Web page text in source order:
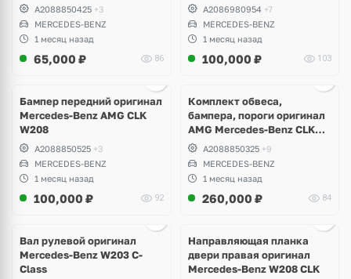
A2088850425 +3
MERCEDES-BENZ
1 месяц назад
65,000 ₽ 86
A2086980954 +7
MERCEDES-BENZ
1 месяц назад
100,000 ₽ 103
Бампер передний оригинал
Mercedes-Benz AMG CLK
W208
A2088850525 +3
MERCEDES-BENZ
1 месяц назад
100,000 ₽ 92
Комплект обвеса,
бампера, пороги оригинал
AMG Mercedes-Benz CLK
W208A2088850325 +9
MERCEDES-BENZ
1 месяц назад
260,000 ₽ 84
Вал рулевой оригинал
Mercedes-Benz W203 C-
Class
Направляющая планка
двери правая оригинал
Mercedes-Benz W208 CLK